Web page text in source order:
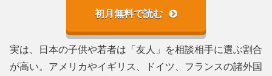
初月無料で読む
実は、日本の子供や若者は「友人」を相談相手に選ぶ割合
が高い。アメリカやイギリス、ドイツ、フランスの諸外国